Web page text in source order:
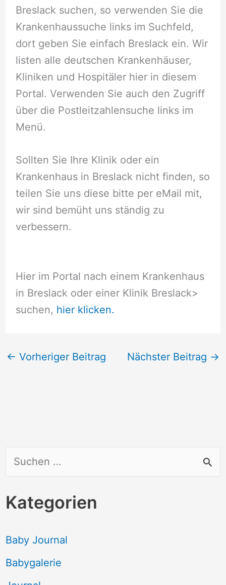
c
e
n
Kategorien
Baby Journal
Babygalerie
Breslack suchen, so verwenden Sie die
Krankenhaussuche links im Suchfeld,
dort geben Sie einfach Breslack ein. Wir
listen alle deutschen Krankenhäuser,
Kliniken und Hospitäler hier in diesem
Portal. Verwenden Sie auch den Zugriff
über die Postleitzahlensuche links im
Menü.
Sollten Sie Ihre Klinik oder ein
Krankenhaus in Breslack nicht finden, so
teilen Sie uns diese bitte per eMail mit,
wir sind bemüht uns ständig zu
verbessern.
Hier im Portal nach einem Krankenhaus
in Breslack oder einer Klinik Breslack>
suchen, hier klicken.
← Vorheriger Beitrag Nächster Beitrag →